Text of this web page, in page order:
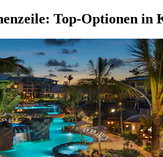
Top-Optionen in